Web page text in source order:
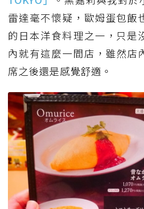
雷達毫不懷疑，歐姆蛋包飯
的日本洋食料理之一，只是
內就有這麼一間店，雖然店
席之後還是感覺舒適。